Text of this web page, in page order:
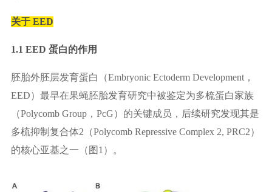
关于 EED
1.1 EED 蛋白的作用
胚胎外胚层发育蛋白（Embryonic Ectoderm Development，
EED）最早在果蝇胚胎发育研究中被鉴定为多梳蛋白家族
（Polycomb Group，PcG）的关键成员，后续研究发现其是
多梳抑制复合体2（Polycomb Repressive Complex 2, PRC2）
的核心亚基之一（图1）。